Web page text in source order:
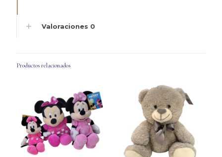
Valoraciones 0
Productos relacionados